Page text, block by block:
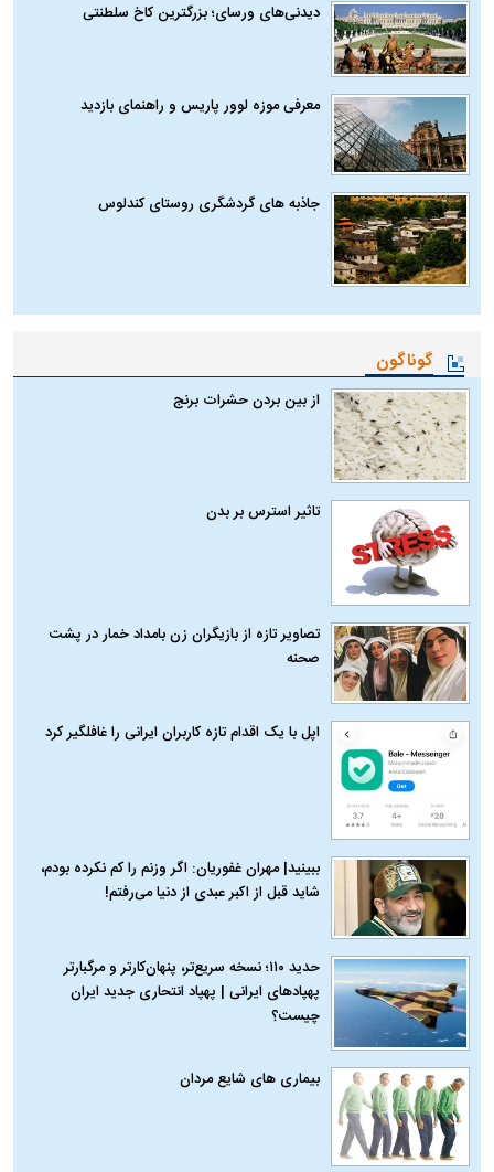
دیدنی‌های ورسای؛ بزرگترین کاخ سلطنتی
معرفی موزه لوور پاریس و راهنمای بازدید
جاذبه های گردشگری روستای کندلوس
گوناگون
از بین بردن حشرات برنج
تاثیر استرس بر بدن
تصاویر تازه از بازیگران زن بامداد خمار در پشت
صحنه
اپل با یک اقدام تازه کاربران ایرانی را غافلگیر کرد
ببینید| مهران غفوریان: اگر وزنم را کم نکرده بودم،
شاید قبل از اکبر عبدی از دنیا می‌رفتم!
حدید ۱۱۰؛ نسخه سریع‌تر، پنهان‌کارتر و مرگبارتر
پهپادهای ایرانی | پهپاد انتحاری جدید ایران
چیست؟
بیماری‌ های شایع مردان